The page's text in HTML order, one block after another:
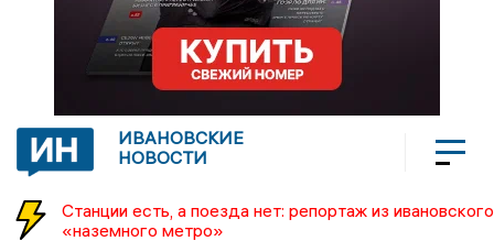
ИВАНОВСКИЕ
НОВОСТИ
Станции есть, а поезда нет: репортаж из ивановского
«наземного метро»